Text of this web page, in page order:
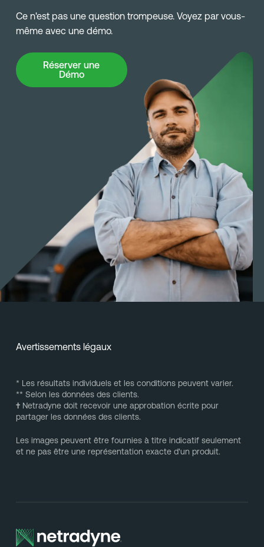
Ce n'est pas une question trompeuse. Voyez par vous-
même avec une démo.
Réserver une
Démo
Réserver une Démo
Avertissements légaux
* Les résultats individuels et les conditions peuvent varier.
** Selon les données des clients.
†Netradyne doit recevoir une approbation écrite pour
partager les données des clients.
Les images peuvent être fournies à titre indicatif seulement
et ne pas être une représentation exacte d'un produit.